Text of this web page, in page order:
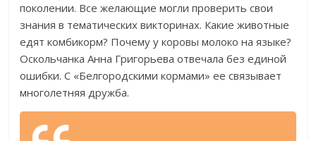
поколении. Все желающие могли проверить свои
знания в тематических викторинах. Какие животные
едят комбикорм? Почему у коровы молоко на языке?
Оскольчанка Анна Григорьева отвечала без единой
ошибки. С «Белгородскими кормами» ее связывает
многолетняя дружба.